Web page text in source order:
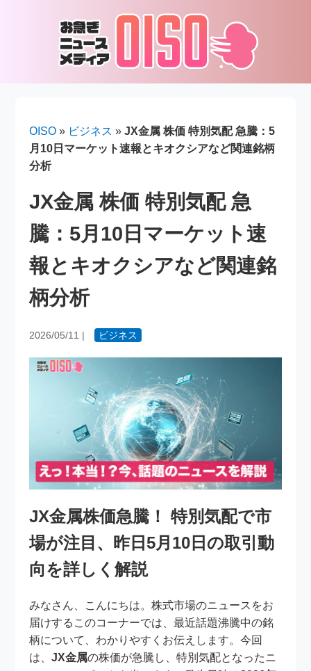
OISO » ビジネス »JX金属 株価 特別気配 急騰：5
月10日マーケット速報とキオクシアなど関連銘柄
分析
JX金属 株価 特別気配 急
騰：5月10日マーケット速
報とキオクシアなど関連銘
柄分析
2026/05/11 | ビジネス
JX金属株価急騰！ 特別気配で市
場が注目、昨日5月10日の取引動
向を詳しく解説
みなさん、こんにちは。株式市場のニュースをお
届けするこのコーナーでは、最近話題沸騰中の銘
柄について、わかりやすくお伝えします。今回
は、JX金属の株価が急騰し、特別気配となったニ